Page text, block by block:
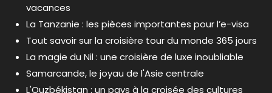
vacances
La Tanzanie : les pièces importantes pour l’e-visa
Tout savoir sur la croisière tour du monde 365 jours
La magie du Nil : une croisière de luxe inoubliable
Samarcande, le joyau de l'Asie centrale
L'Ouzbékistan : un pays à la croisée des cultures